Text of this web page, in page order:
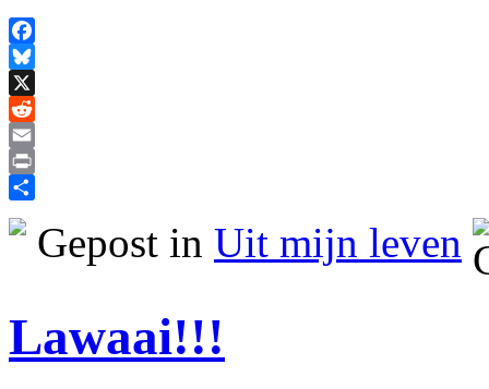
Facebook
Bluesky
X
Reddit
Email
Print
Gepost in Uit mijn leven
Lawaai!!!